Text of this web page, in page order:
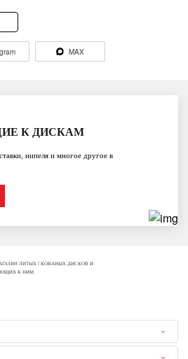
MAX
К ДИСКАМ
нипеля и многое другое в
ЛИТЫХ / КОВАНЫХ ДИСКОВ И
К НИМ